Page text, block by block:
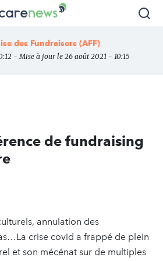
médiades Fundraisers (AFF)
- Mise à jour le 26 août 2021 - 10:15
de fundraising
annulation des
crise covid a frappé de plein
et son mécénat sur de multiples